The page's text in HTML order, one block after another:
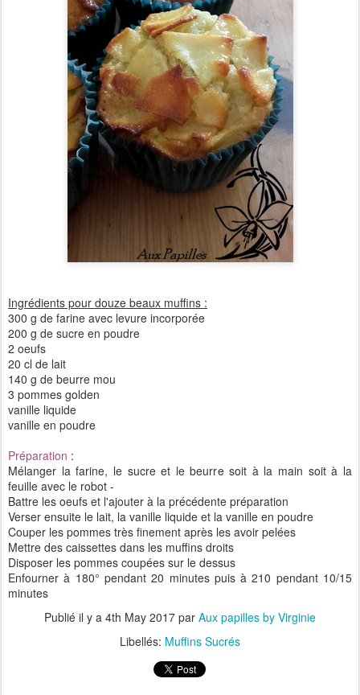
Ingrédients pour douze beaux muffins :
300 g de farine avec levure incorporée
200 g de sucre en poudre
2 oeufs
20 cl de lait
140 g de beurre mou
3 pommes golden
vanille liquide
vanille en poudre
Préparation :
Mélanger la farine, le sucre et le beurre soit à la main soit à la
feuille avec le robot -
Battre les oeufs et l'ajouter à la précédente préparation
Verser ensuite le lait, la vanille liquide et la vanille en poudre
Couper les pommes très finement après les avoir pelées
Mettre des caissettes dans les muffins droits
Disposer les pommes coupées sur le dessus
Enfourner à 180° pendant 20 minutes puis à 210 pendant 10/15
minutes
Publié il y a 4th May 2017 par Aux papilles by Virginie
Libellés: Muffins Sucrés